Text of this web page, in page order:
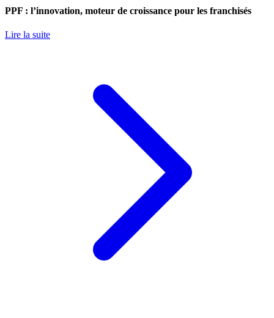
PPF : l’innovation, moteur de croissance pour les franchisés
Lire la suite